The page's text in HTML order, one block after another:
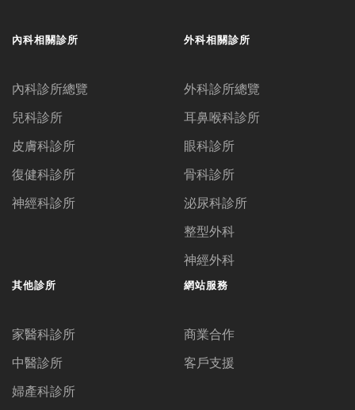
內科相關診所
內科診所總覽
兒科診所
皮膚科診所
復健科診所
神經科診所
外科相關診所
外科診所總覽
耳鼻喉科診所
眼科診所
骨科診所
泌尿科診所
整型外科
神經外科
其他診所
家醫科診所
中醫診所
婦產科診所
網站服務
商業合作
客戶支援